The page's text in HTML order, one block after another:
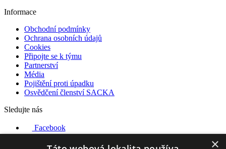
Informace
Obchodní podmínky
Ochrana osobních údajů
Cookies
Připojte se k týmu
Partnerství
Média
Pojištění proti úpadku
Osvědčení členství SACKA
Sledujte nás
Facebook
YouTube
×